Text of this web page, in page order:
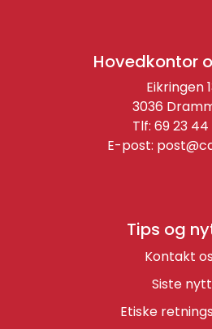
Tips og
Kontakt
Siste nytt
Etiske
Hovedkontor
Eikringen
3036
Tlf: 69 23
E-post: